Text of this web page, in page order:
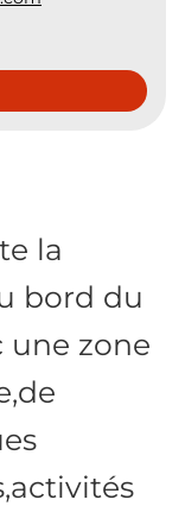
la
bord du
une zone